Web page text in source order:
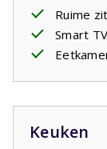
Ruime
Smart TV
Keuken